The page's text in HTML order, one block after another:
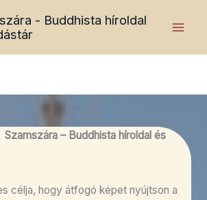
- Buddhista híroldal
Szamszára – Buddhista híroldal és
célja, hogy átfogó képet nyújtson a